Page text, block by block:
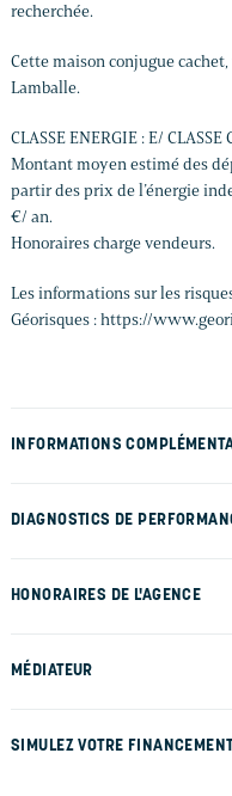
recherchée.
Cette maison conjugue
Lamballe.
CLASSE ENERGIE : E/ CLASSE
Montant moyen estimé des
partir des prix de l’énergie
€/ an.
Honoraires charge vendeurs.
Les informations sur les
Géorisques : https://
INFORMATIONS
DIAGNOSTICS DE
HONORAIRES DE L'AGENCE
MÉDIATEUR
SIMULEZ VOTRE